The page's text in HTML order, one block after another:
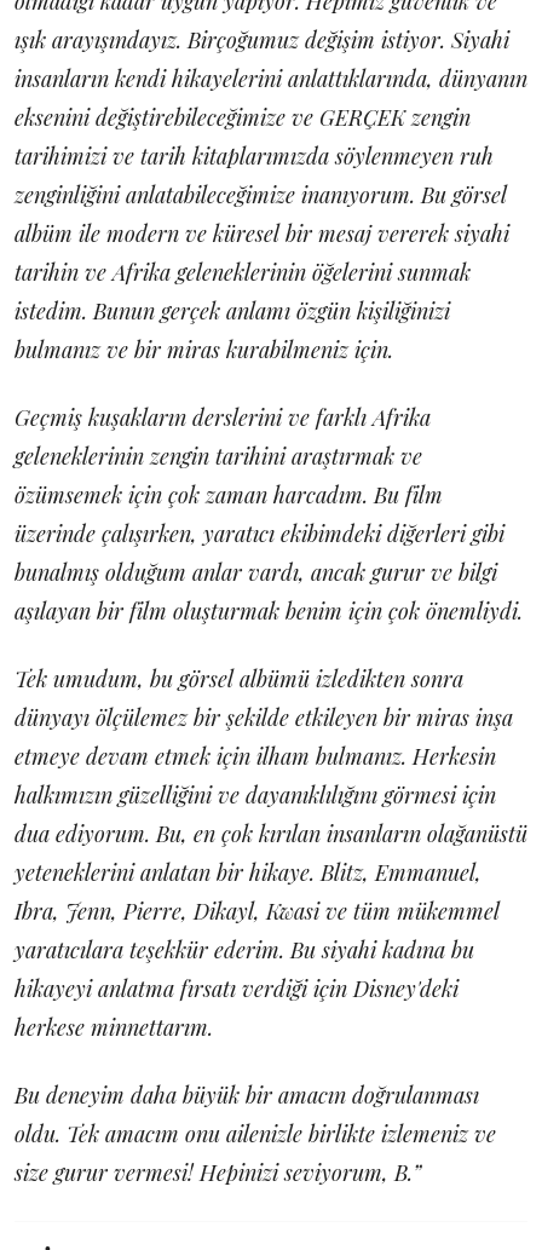
ışık arayışındayız. Birçoğumuz değişim istiyor. Siyahi
insanların kendi hikayelerini anlattıklarında, dünyanın
eksenini değiştirebileceğimize ve GERÇEK zengin
tarihimizi ve tarih kitaplarımızda söylenmeyen ruh
zenginliğini anlatabileceğimize inanıyorum. Bu görsel
albüm ile modern ve küresel bir mesaj vererek siyahi
tarihin ve Afrika geleneklerinin öğelerini sunmak
istedim. Bunun gerçek anlamı özgün kişiliğinizi
bulmanız ve bir miras kurabilmeniz için.
Geçmiş kuşakların derslerini ve farklı Afrika
geleneklerinin zengin tarihini araştırmak ve
özümsemek için çok zaman harcadım. Bu film
üzerinde çalışırken, yaratıcı ekibimdeki diğerleri gibi
bunalmış olduğum anlar vardı, ancak gurur ve bilgi
aşılayan bir film oluşturmak benim için çok önemliydi.
Tek umudum, bu görsel albümü izledikten sonra
dünyayı ölçülemez bir şekilde etkileyen bir miras inşa
etmeye devam etmek için ilham bulmanız. Herkesin
halkımızın güzelliğini ve dayanıklılığını görmesi için
dua ediyorum. Bu, en çok kırılan insanların olağanüstü
yeteneklerini anlatan bir hikaye. Blitz, Emmanuel,
Ibra, Jenn, Pierre, Dikayl, Kwasi ve tüm mükemmel
yaratıcılara teşekkür ederim. Bu siyahi kadına bu
hikayeyi anlatma fırsatı verdiği için Disney'deki
herkese minnettarım.
Bu deneyim daha büyük bir amacın doğrulanması
oldu. Tek amacım onu ailenizle birlikte izlemeniz ve
size gurur vermesi! Hepinizi seviyorum, B.”